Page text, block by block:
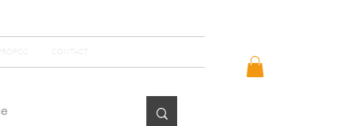
CONTACT